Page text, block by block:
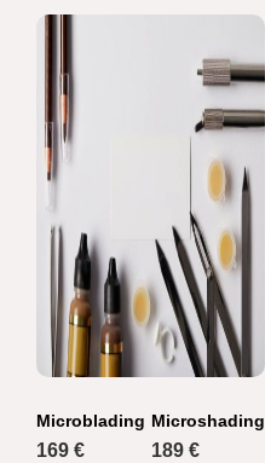
Microblading
169 €
Microshading
189 €